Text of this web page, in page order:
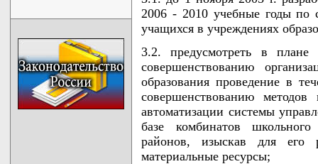
2006 - 2010 учебные годы по
учащихся в учреждениях
3.2. предусмотреть в
совершенствованию
образования проведение в
совершенствованию методов
автоматизации системы
базе комбинатов
районов, изыскав для его
материальные ресурсы;